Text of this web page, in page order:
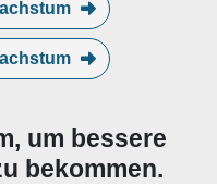
um bessere
bekommen.